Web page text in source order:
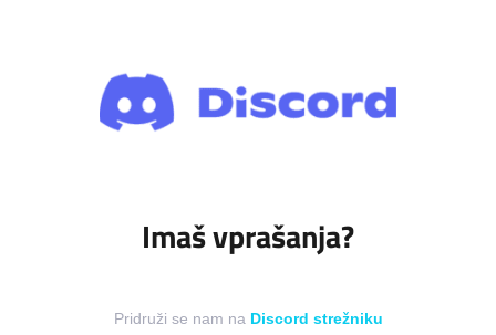
Imaš vprašanja?
Pridruži se nam na Discord strežniku